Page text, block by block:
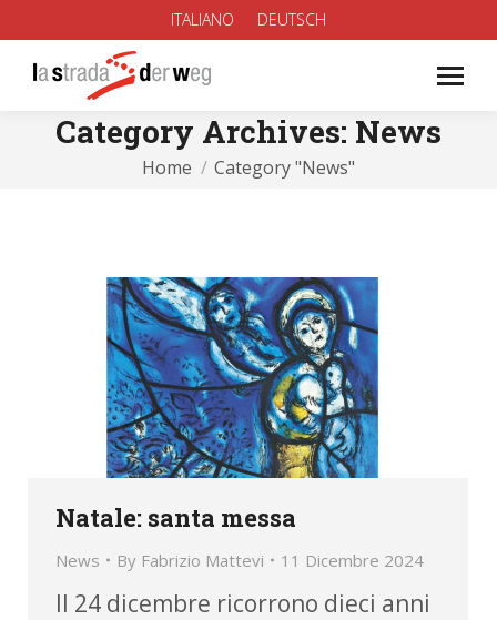
ITALIANO DEUTSCH
Category Archives: News
You are here:
Home Category "News"
Natale: santa messa
News By Fabrizio Mattevi 11 Dicembre 2024
Il 24 dicembre ricorrono dieci anni